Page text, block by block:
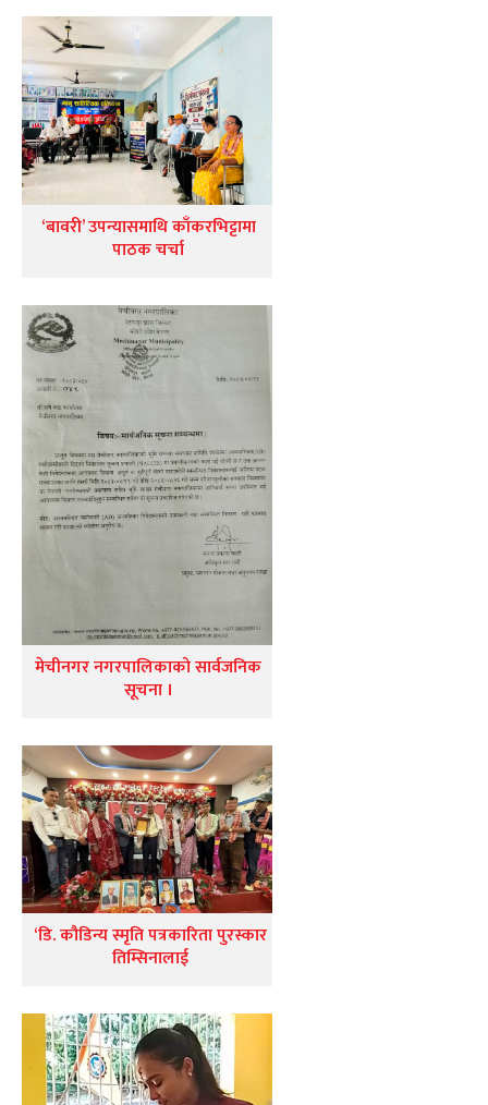
‘बावरी’ उपन्यासमाथि काँकरभिट्टामा
पाठक चर्चा
मेचीनगर नगरपालिकाको सार्वजनिक
सूचना ।
‘डि. कौडिन्य स्मृति पत्रकारिता पुरस्कार
तिम्सिनालाई